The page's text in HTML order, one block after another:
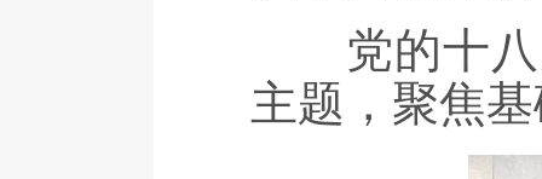
党的十八
主题，聚焦